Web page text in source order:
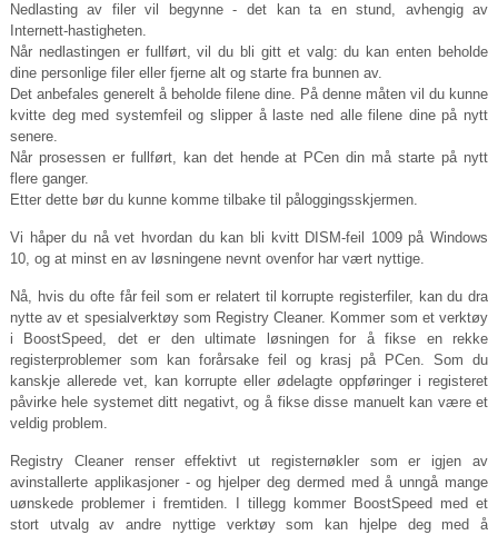
Nedlasting av filer vil begynne - det kan ta en stund, avhengig av
Internett-hastigheten.
Når nedlastingen er fullført, vil du bli gitt et valg: du kan enten beholde
dine personlige filer eller fjerne alt og starte fra bunnen av.
Det anbefales generelt å beholde filene dine. På denne måten vil du kunne
kvitte deg med systemfeil og slipper å laste ned alle filene dine på nytt
senere.
Når prosessen er fullført, kan det hende at PCen din må starte på nytt
flere ganger.
Etter dette bør du kunne komme tilbake til påloggingsskjermen.
Vi håper du nå vet hvordan du kan bli kvitt DISM-feil 1009 på Windows
10, og at minst en av løsningene nevnt ovenfor har vært nyttige.
Nå, hvis du ofte får feil som er relatert til korrupte registerfiler, kan du dra
nytte av et spesialverktøy som Registry Cleaner. Kommer som et verktøy
i BoostSpeed, det er den ultimate løsningen for å fikse en rekke
registerproblemer som kan forårsake feil og krasj på PCen. Som du
kanskje allerede vet, kan korrupte eller ødelagte oppføringer i registeret
påvirke hele systemet ditt negativt, og å fikse disse manuelt kan være et
veldig problem.
Registry Cleaner renser effektivt ut registernøkler som er igjen av
avinstallerte applikasjoner - og hjelper deg dermed med å unngå mange
uønskede problemer i fremtiden. I tillegg kommer BoostSpeed ​​med et
stort utvalg av andre nyttige verktøy som kan hjelpe deg med å